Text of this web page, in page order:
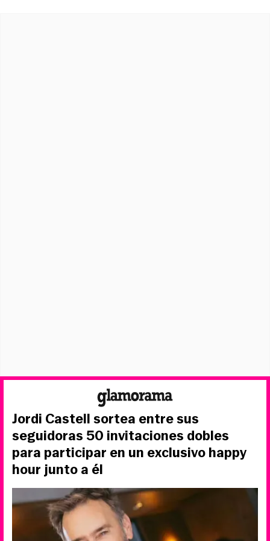
Jordi Castell sortea entre sus
seguidoras 50 invitaciones dobles
para participar en un exclusivo happy
hour junto a él